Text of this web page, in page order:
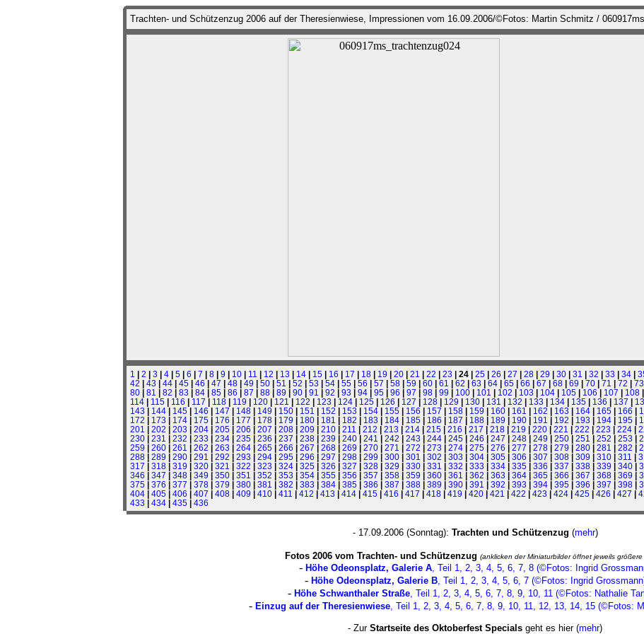
Trachten- und Schützenzug 2006 auf der Theresienwiese, Impressionen vom 16.09.2006/©Fotos: Martin Schmitz /
1 | 2 | 3 | 4 | 5 | 6 | 7 | 8 | 9 | 10 | 11 | 12 | 13 | 14 | 15 | 16 | 17 | 18 | 19 | 20 | 21 | 22 | 23 | 24 | 25 | 26 | 27 | 28 | 29 | 30 | 31 | 32 | 33 | 34 |
42 | 43 | 44 | 45 | 46 | 47 | 48 | 49 | 50 | 51 | 52 | 53 | 54 | 55 | 56 | 57 | 58 | 59 | 60 | 61 | 62 | 63 | 64 | 65 | 66 | 67 | 68 | 69 | 70 | 71 | 72 | 73
80 | 81 | 82 | 83 | 84 | 85 | 86 | 87 | 88 | 89 | 90 | 91 | 92 | 93 | 94 | 95 | 96 | 97 | 98 | 99 | 100 | 101 | 102 | 103 | 104 | 105 | 106 | 107 | 108 |
114 | 115 | 116 | 117 | 118 | 119 | 120 | 121 | 122 | 123 | 124 | 125 | 126 | 127 | 128 | 129 | 130 | 131 | 132 | 133 | 134 | 135 | 136 | 137 |
143 | 144 | 145 | 146 | 147 | 148 | 149 | 150 | 151 | 152 | 153 | 154 | 155 | 156 | 157 | 158 | 159 | 160 | 161 | 162 | 163 | 164 | 165 | 166 |
172 | 173 | 174 | 175 | 176 | 177 | 178 | 179 | 180 | 181 | 182 | 183 | 184 | 185 | 186 | 187 | 188 | 189 | 190 | 191 | 192 | 193 | 194 | 195 |
201 | 202 | 203 | 204 | 205 | 206 | 207 | 208 | 209 | 210 | 211 | 212 | 213 | 214 | 215 | 216 | 217 | 218 | 219 | 220 | 221 | 222 | 223 | 224 |
230 | 231 | 232 | 233 | 234 | 235 | 236 | 237 | 238 | 239 | 240 | 241 | 242 | 243 | 244 | 245 | 246 | 247 | 248 | 249 | 250 | 251 | 252 | 253 |
259 | 260 | 261 | 262 | 263 | 264 | 265 | 266 | 267 | 268 | 269 | 270 | 271 | 272 | 273 | 274 | 275 | 276 | 277 | 278 | 279 | 280 | 281 | 282 |
288 | 289 | 290 | 291 | 292 | 293 | 294 | 295 | 296 | 297 | 298 | 299 | 300 | 301 | 302 | 303 | 304 | 305 | 306 | 307 | 308 | 309 | 310 | 311 |
317 | 318 | 319 | 320 | 321 | 322 | 323 | 324 | 325 | 326 | 327 | 328 | 329 | 330 | 331 | 332 | 333 | 334 | 335 | 336 | 337 | 338 | 339 | 340 |
346 | 347 | 348 | 349 | 350 | 351 | 352 | 353 | 354 | 355 | 356 | 357 | 358 | 359 | 360 | 361 | 362 | 363 | 364 | 365 | 366 | 367 | 368 | 369 |
375 | 376 | 377 | 378 | 379 | 380 | 381 | 382 | 383 | 384 | 385 | 386 | 387 | 388 | 389 | 390 | 391 | 392 | 393 | 394 | 395 | 396 | 397 | 398 |
404 | 405 | 406 | 407 | 408 | 409 | 410 | 411 | 412 | 413 | 414 | 415 | 416 | 417 | 418 | 419 | 420 | 421 | 422 | 423 | 424 | 425 | 426 | 427 |
433 | 434 | 435 | 436
- 17.09.2006 (Sonntag): Trachten und Schützenzug (mehr)
Fotos 2006 vom Trachten- und Schützenzug (anklicken der Miniaturbilder öffnet jeweils größere
- Höhe Odeonsplatz, Galerie A, Teil 1, 2, 3, 4, 5, 6, 7, 8 (©Fotos: Ingrid
- Höhe Odeonsplatz, Galerie B, Teil 1, 2, 3, 4, 5, 6, 7(©Fotos: Ingrid
- Höhe Schwanthaler Straße, Teil 1, 2, 3, 4, 5, 6, 7, 8, 9, 10, 11(©Fotos: Nathalie
- Einzug auf der Theresienwiese, Teil 1, 2, 3, 4, 5, 6, 7, 8, 9, 10, 11, 12, 13, 14, 15(©Fotos:
- Zur Startseite des Oktoberfest Specials geht es hier (mehr)